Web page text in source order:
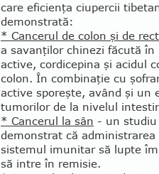
care eficienţa ciupercii
demonstrată:
* Cancerul de colon şi de rect
a savanţilor chinezi făcută
active, cordicepina şi acidul
colon. În combinaţie cu
active sporeşte, având şi un
tumorilor de la nivelul
* Cancerul la sân - un
demonstrat că
sistemul imunitar să lupte
să intre în remisie.